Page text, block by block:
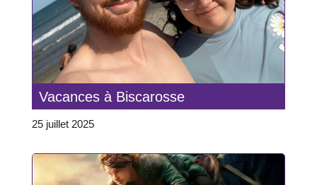
Vacances à Biscarosse
25 juillet 2025